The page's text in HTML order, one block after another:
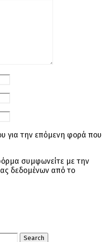
για την επόμενη φορά που
συμφωνείτε με την
δεδομένων από το
Search